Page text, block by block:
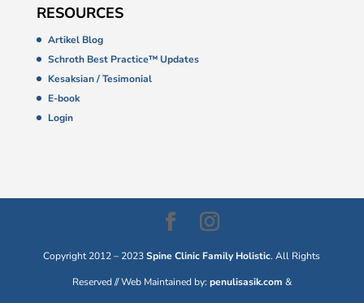
RESOURCES
Artikel Blog
Schroth Best Practice™ Updates
Kesaksian / Tesimonial
E-book
Login
Copyright 2012 – 2023Spine Clinic Family Holistic. All Rights
Reserved // Web Maintained by: penulisasik.com &